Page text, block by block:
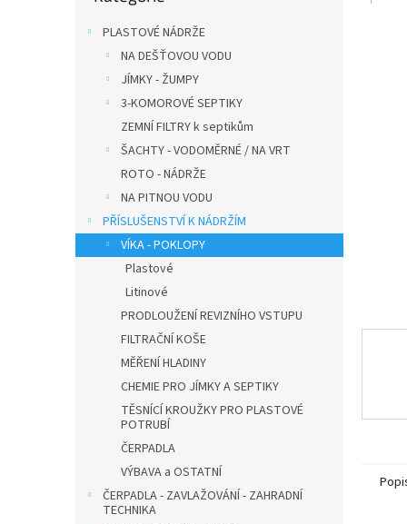
PLASTOVÉ NÁDRŽE
NA DEŠŤOVOU VODU
JÍMKY - ŽUMPY
3-KOMOROVÉ SEPTIKY
ZEMNÍ FILTRY k septikům
ŠACHTY - VODOMĚRNÉ / NA VRT
ROTO - NÁDRŽE
NA PITNOU VODU
PŘÍSLUŠENSTVÍ K NÁDRŽÍM
VÍKA - POKLOPY
Plastové
Litinové
PRODLOUŽENÍ REVIZNÍHO VSTUPU
FILTRAČNÍ KOŠE
MĚŘENÍ HLADINY
CHEMIE PRO JÍMKY A SEPTIKY
TĚSNÍCÍ KROUŽKY PRO PLASTOVÉ
POTRUBÍ
ČERPADLA
VÝBAVA a OSTATNÍ
ČERPADLA - ZAVLAŽOVÁNÍ - ZAHRADNÍ
TECHNIKA